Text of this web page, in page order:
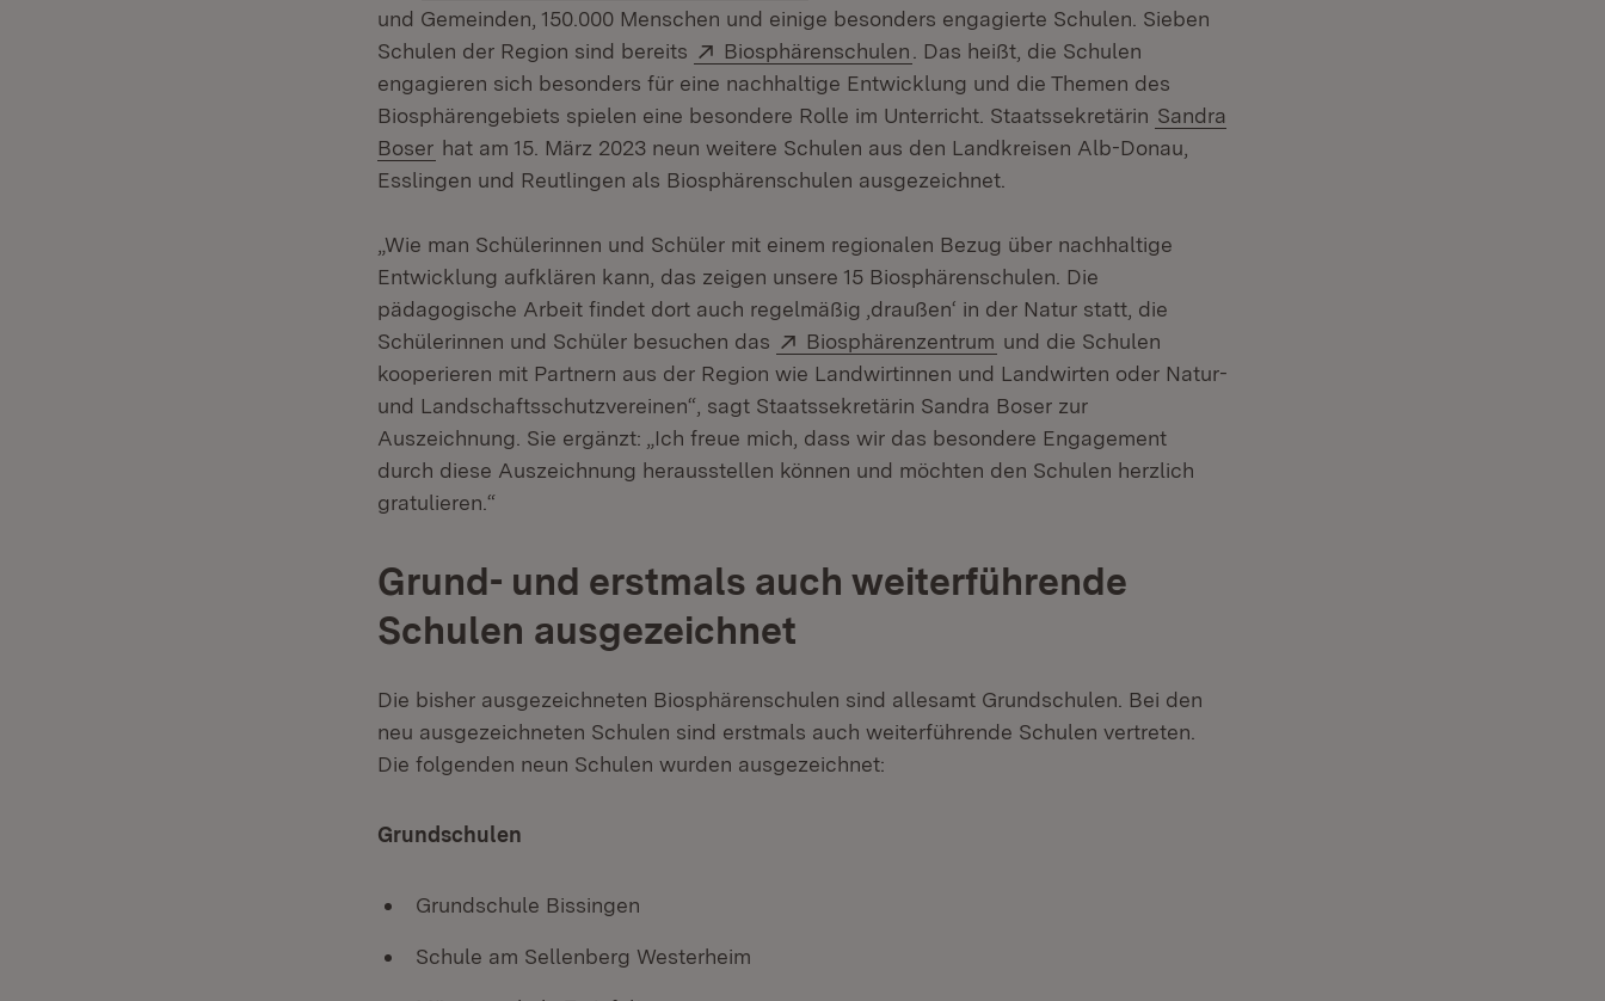
und Gemeinden, 150.000 Menschen und einige besonders engagierte Schulen. Sieben
Schulen der Region sind bereits
Extern:
Biosphärenschulen (Öffnet in neuem Fenster)
. Das heißt, die Schulen
engagieren sich besonders für eine nachhaltige Entwicklung und die Themen des
Biosphärengebiets spielen eine besondere Rolle im Unterricht. Staatssekretärin Sandra
Boser hat am 15. März 2023 neun weitere Schulen aus den Landkreisen Alb-Donau,
Esslingen und Reutlingen als Biosphärenschulen ausgezeichnet.
„Wie man Schülerinnen und Schüler mit einem regionalen Bezug über nachhaltige
Entwicklung aufklären kann, das zeigen unsere 15 Biosphärenschulen. Die
pädagogische Arbeit findet dort auch regelmäßig ‚draußen‘ in der Natur statt, die
Schülerinnen und Schüler besuchen das
Extern:
Biosphärenzentrum (Öffnet in neuem Fenster)
und die Schulen
kooperieren mit Partnern aus der Region wie Landwirtinnen und Landwirten oder Natur-
und Landschaftsschutzvereinen“, sagt Staatssekretärin Sandra Boser zur
Auszeichnung. Sie ergänzt: „Ich freue mich, dass wir das besondere Engagement
durch diese Auszeichnung herausstellen können und möchten den Schulen herzlich
gratulieren.“
Grund- und erstmals auch weiterführende
Schulen ausgezeichnet
Die bisher ausgezeichneten Biosphärenschulen sind allesamt Grundschulen. Bei den
neu ausgezeichneten Schulen sind erstmals auch weiterführende Schulen vertreten.
Die folgenden neun Schulen wurden ausgezeichnet:
Grundschulen
Grundschule Bissingen
Schule am Sellenberg Westerheim